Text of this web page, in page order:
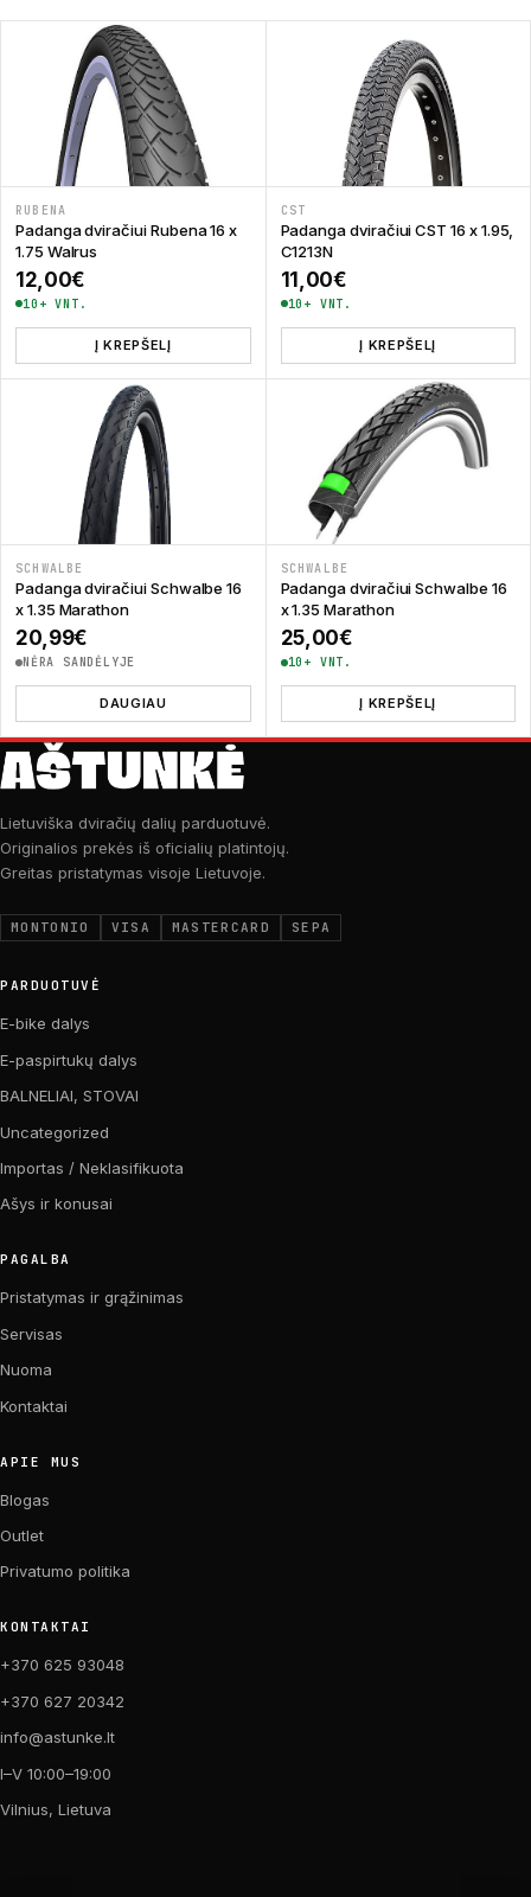
RUBENA
Padanga dviračiui Rubena 16 x
1.75 Walrus
12,00€
10+ VNT.
Į KREPŠELĮ
CST
Padanga dviračiui CST 16 x 1.95,
C1213N
11,00€
10+ VNT.
Į KREPŠELĮ
SCHWALBE
Padanga dviračiui Schwalbe 16
x 1.35 Marathon
20,99€
NĖRA SANDĖLYJE
DAUGIAU
SCHWALBE
Padanga dviračiui Schwalbe 16
x 1.35 Marathon
25,00€
10+ VNT.
Į KREPŠELĮ
Lietuviška dviračių dalių parduotuvė.
Originalios prekės iš oficialių platintojų.
Greitas pristatymas visoje Lietuvoje.
MONTONIO VISA MASTERCARD SEPA
PARDUOTUVĖ
E-bike dalys
E-paspirtukų dalys
BALNELIAI, STOVAI
Uncategorized
Importas / Neklasifikuota
Ašys ir konusai
PAGALBA
Pristatymas ir grąžinimas
Servisas
Nuoma
Kontaktai
APIE MUS
Blogas
Outlet
Privatumo politika
KONTAKTAI
+370 625 93048
+370 627 20342
info@astunke.lt
I–V 10:00–19:00
Vilnius, Lietuva